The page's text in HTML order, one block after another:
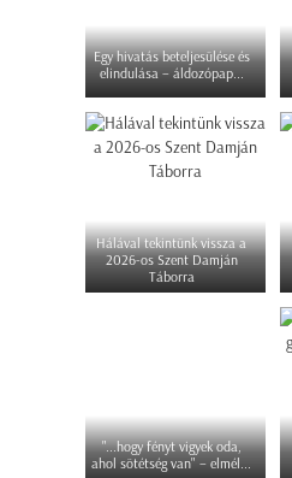
Egy hivatás beteljesülése és
elindulása – áldozópap...
Hálával tekintünk vissza a
2026-os Szent Damján
Táborra
"...hogy fényt vigyek oda,
ahol sötétség van" – elmél...